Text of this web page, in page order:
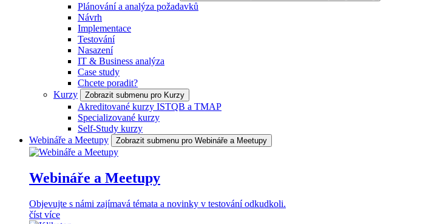
Plánování a analýza požadavků
Návrh
Implementace
Testování
Nasazení
IT & Business analýza
Case study
Chcete poradit?
Kurzy
Zobrazit submenu pro Kurzy
Akreditované kurzy ISTQB a TMAP
Specializované kurzy
Self-Study kurzy
Webináře a Meetupy
Zobrazit submenu pro Webináře a Meetupy
Webináře a Meetupy
Objevujte s námi zajímavá témata a novinky v testování odkudkoli.
číst více